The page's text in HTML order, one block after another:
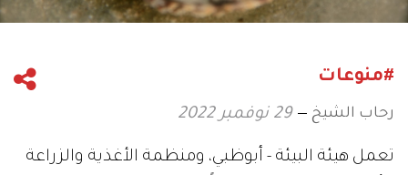
#منوعات
رحاب الشيخ 29 نوفمبر 2022
تعمل هيئة البيئة - أبوظبي، ومنظمة الأغذية والزراعة